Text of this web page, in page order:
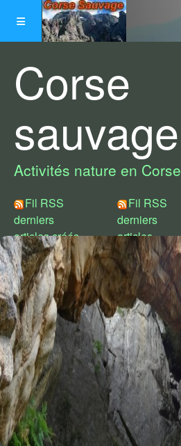
Corse
sauvage
Activités nature en Corse
Fil RSS
derniers
articles créés
Fil RSS
derniers
articles
modifiés
Choix de styles :